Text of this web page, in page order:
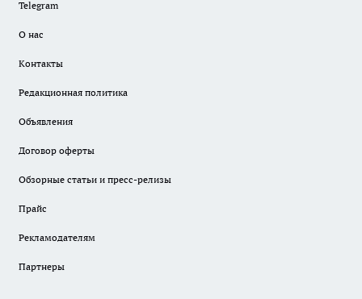
Telegram
О нас
Контакты
Редакционная политика
Объявления
Договор оферты
Обзорные статьи и пресс-релизы
Прайс
Рекламодателям
Партнеры